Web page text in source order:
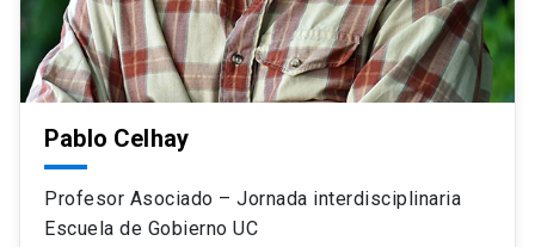
Pablo Celhay
Profesor Asociado – Jornada interdisciplinaria
Escuela de Gobierno UC